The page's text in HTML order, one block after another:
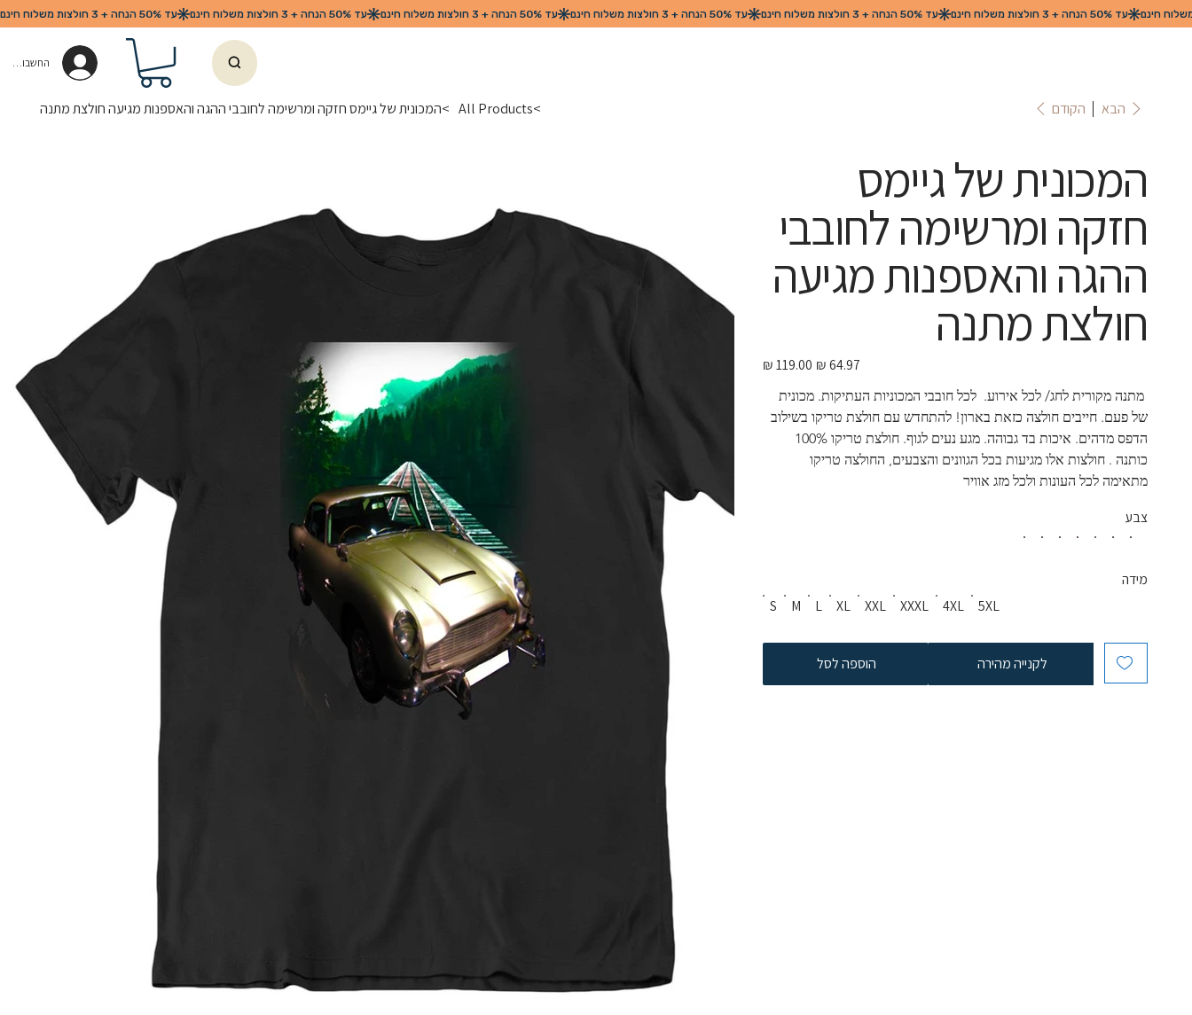
החשבון שלי
>
All Products
>המכונית של גיימס חזקה ומרשימה לחובבי ההגה והאספנות מגיעה חולצת מתנה הקודם הבא
המכונית של גיימס
חזקה ומרשימה לחובבי
ההגה והאספנות מגיעה
חולצת מתנה
מחיר
מקורי
מחיר
מבצע
מתנה מקורית לחג/ לכל אירוע.  לכל חובבי המכוניות העתיקות. מכונית
של פעם. חייבים חולצה כזאת בארון! להתחדש עם חולצת טריקו בשילוב
כותנה . חולצות אלו מגיעות בכל הגוונים והצבעים, החולצה טריקו
מתאימה לכל העונות ולכל מזג אוויר
צבע
S M L XL XXL XXXL 4XL 5XL
מידה
הוספה לסל לקנייה מהירה